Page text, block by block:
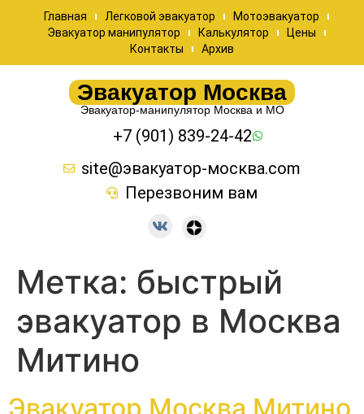
Главная Легковой эвакуатор
Мотоэвакуатор
Эвакуатор манипулятор
Калькулятор
Цены
Контакты
Архив
Эвакуатор Москва
Эвакуатор-манипулятор Москва и МО
+7 (901) 839-24-42
site@эвакуатор-москва.com
Перезвоним вам
Метка: быстрый
эвакуатор в Москва
Митино
Эвакуатор Москва Митино